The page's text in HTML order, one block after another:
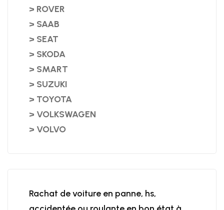
> ROVER
> SAAB
> SEAT
> SKODA
> SMART
> SUZUKI
> TOYOTA
> VOLKSWAGEN
> VOLVO
Rachat de voiture en panne, hs,